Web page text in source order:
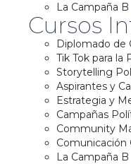
La Campaña B
Cursos
Diplomado de
Tik Tok para la
Storytelling
Aspirantes y
Estrategia y
Campañas
Community
Comunicación
La Campaña B